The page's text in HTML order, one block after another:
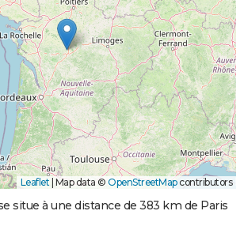
Leaflet Map data © OpenStreetMapcontributors
situe à une distance de 383 km de Paris